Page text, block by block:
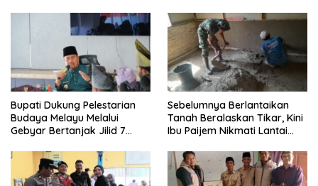
Bupati Dukung Pelestarian
Budaya Melayu Melalui
Gebyar Bertanjak Jilid 7
Sebelumnya Berlantaikan
Tanah Beralaskan Tikar, Kini
Ibu Paijem Nikmati Lantai
Satgas TMMD Ke-129 Kodim
0208/Asahan